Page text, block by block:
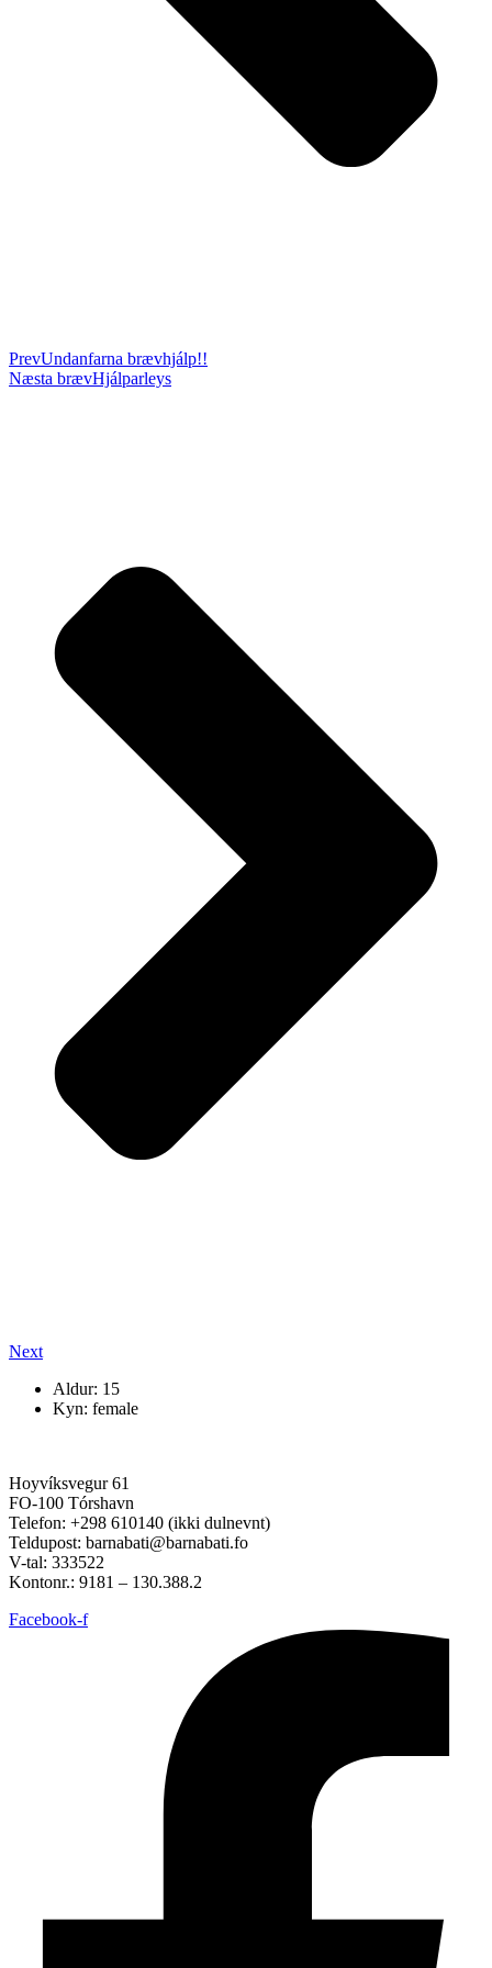
PrevUndanfarna brævhjálp!!
Næsta brævHjálparleys
Next
Aldur: 15
Kyn: female
Hoyvíksvegur 61
FO-100 Tórshavn
Telefon: +298 610140 (ikki dulnevnt)
Teldupost: barnabati@barnabati.fo
V-tal: 333522
Kontonr.: 9181 – 130.388.2
Facebook-f